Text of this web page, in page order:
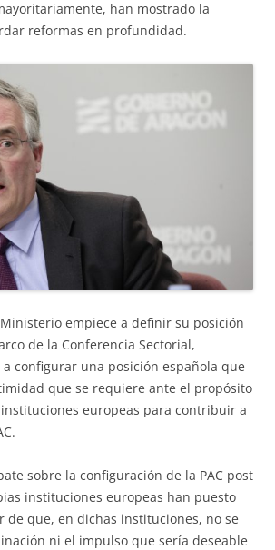
han mostrado la
reformas en profundidad.
empiece a definir su posición
de la Conferencia Sectorial,
configurar una posición española que
que se requiere ante el propósito
europeas para contribuir a
sobre la configuración de la PAC post
instituciones europeas han puesto
de que, en dichas instituciones, no se
ni el impulso que sería deseable